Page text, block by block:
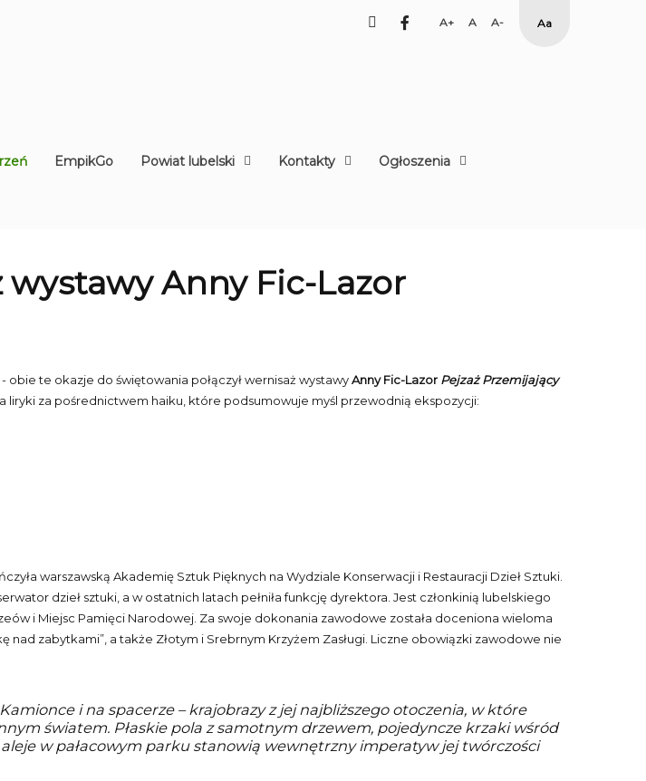
facebook
Set Set
Smaller
High
EmpikGo Powiat lubelski Kontakty Ogłoszenia
Anny Fic-Lazor
te okazje do świętowania połączył wernisaż wystawyAnny Fic-Lazor Pejzaż Przemijający
liryki za pośrednictwem haiku, które podsumowuje myśl przewodnią ekspozycji:
warszawską Akademię Sztuk Pięknych na Wydziale Konserwacji i Restauracji Dzieł Sztuki.
dzieł sztuki, a w ostatnich latach pełniła funkcję dyrektora. Jest członkinią lubelskiego
i Miejsc Pamięci Narodowej. Za swoje dokonania zawodowe została doceniona wieloma
nad zabytkami”, a także Złotym i Srebrnym Krzyżem Zasługi. Liczne obowiązki zawodowe nie
i na spacerze – krajobrazy z jej najbliższego otoczenia, w które
światem. Płaskie pola z samotnym drzewem, pojedyncze krzaki wśród
w pałacowym parku stanowią wewnętrzny imperatyw jej twórczości